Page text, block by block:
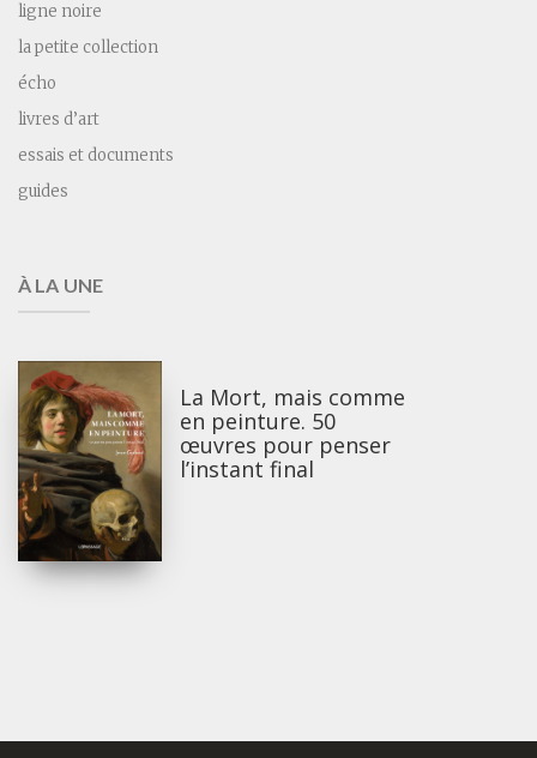
ligne noire
la petite collection
écho
livres d’art
essais et documents
guides
À LA UNE
La Mort, mais comme
en peinture. 50
œuvres pour penser
l’instant final